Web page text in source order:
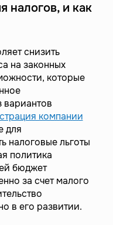
налогов, и как
снизить
на законных
которые
вариантов
компании
для
налоговые льготы
политика
бюджет
за счет малого
в его развитии.